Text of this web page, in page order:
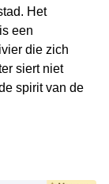
Het
een
die zich
siert niet
spirit van de